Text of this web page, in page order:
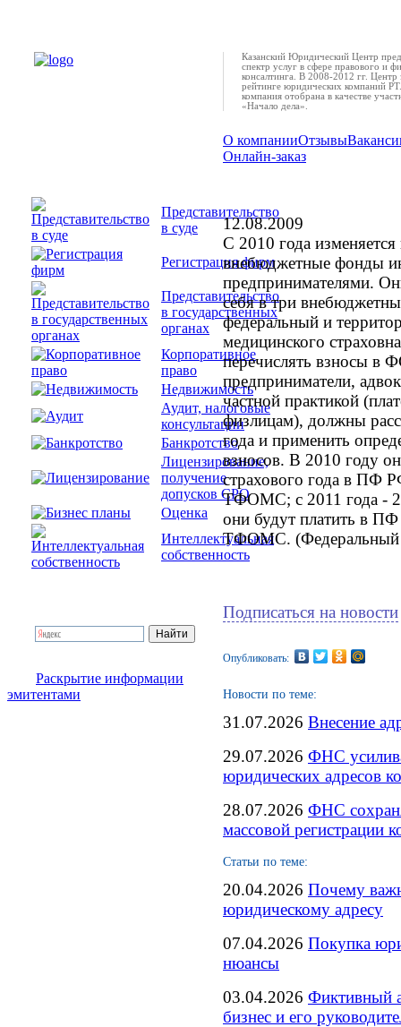
Представительство
в суде
Регистрация фирм
Представительство
в государственных
органах
Корпоративное
право
Недвижимость
Аудит, налоговые
консультации
Банкротство
Лицензирование,
получение
допусков СРО
Оценка
Интеллектуальная
собственность
Раскрытие информации
эмитентами
Казанский Юридический Центр
спектр услуг в сфере правового и
консалтинга. В 2008-2012 гг. Центр
рейтинге юридических компаний
компания отобрана в качестве
«Начало дела».
О компанииОтзывы
Онлайн-заказ
12.08.2009
С 2010 года
внебюджетные фонды
предпринимателями.
себя в три
федеральный и
медицинского
перечислять взносы
предприниматели,
частной практикой
физлицам), должны
года и применить
взносов. В 2010 году
страхового года в
ТФОМС; с 2011 года -
они будут платить в
ТФОМС. (Федеральный
Подписаться на новости
Опубликовать:
Новости по теме:
31.07.2026 Внесение
29.07.2026 ФНС
юридических адресов
28.07.2026 ФНС
массовой регистрации
Статьи по теме:
20.04.2026 Почему
юридическому адресу
07.04.2026 Покупка
нюансы
03.04.2026 Фиктивный
бизнес и его